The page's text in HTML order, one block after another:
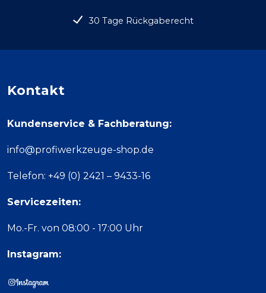
30 Tage Rückgaberecht
Kontakt
Kundenservice & Fachberatung:
info@profiwerkzeuge-shop.de
Telefon: +49 (0) 2421 – 9433-16
Servicezeiten:
Mo.-Fr. von 08:00 - 17:00 Uhr
Instagram: